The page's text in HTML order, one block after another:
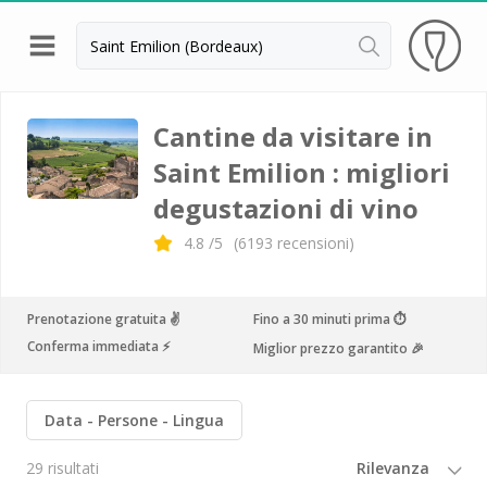
Indietro
Cantine da visitare e degustazioni vini Alsazia
Cantine da visitare e degustazioni vini Beaujolais
Cantine da visitare e degustazioni vini Bordeaux
Cantine da visitare e degustazioni vini Borgogna
Champagne
Cantine da visitare e degustazioni vini Giura
Cantine da visitare e degustazioni vini Languedoc
Roussillon
Cantine da visitare e degustazioni vini Poitou
Cantine da visitare in
Saint Emilion : migliori
degustazioni di vino
4.8 /5 (6193 recensioni)
Prenotazione gratuita ✌️
Fino a 30 minuti prima ⏱
Conferma immediata ⚡️
Miglior prezzo garantito 🎉
Data Persone Lingua
29 risultati